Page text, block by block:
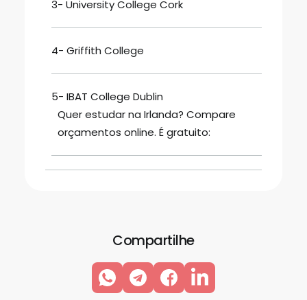
3- University College Cork
4- Griffith College
5- IBAT College Dublin
Quer estudar na Irlanda? Compare
orçamentos online. É gratuito:
Compartilhe